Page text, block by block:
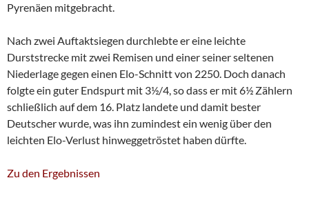
Pyrenäen mitgebracht.
Nach zwei Auftaktsiegen durchlebte er eine leichte
Durststrecke mit zwei Remisen und einer seiner seltenen
Niederlage gegen einen Elo-Schnitt von 2250. Doch danach
folgte ein guter Endspurt mit 3½/4, so dass er mit 6½ Zählern
schließlich auf dem 16. Platz landete und damit bester
Deutscher wurde, was ihn zumindest ein wenig über den
leichten Elo-Verlust hinweggetröstet haben dürfte.
Zu den Ergebnissen